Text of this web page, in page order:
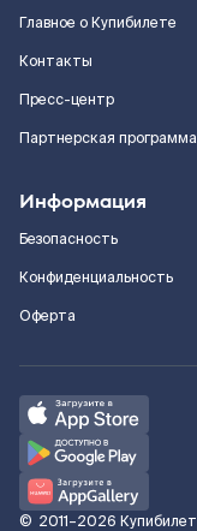
Главное о Купибилете
Контакты
Пресс-центр
Партнерская программа
Информация
Безопасность
Конфиденциальность
Оферта
© 2011–2026 Купибилет